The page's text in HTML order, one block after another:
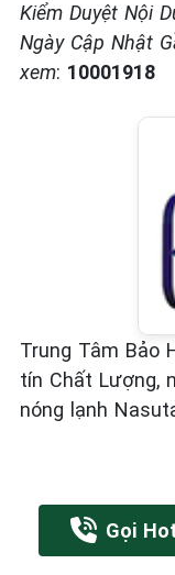
Kiểm Duyệt Nội
Ngày Cập Nhật
xem: 10001918
Trung Tâm Bảo
tín Chất Lượng,
nóng lạnh
Gọi